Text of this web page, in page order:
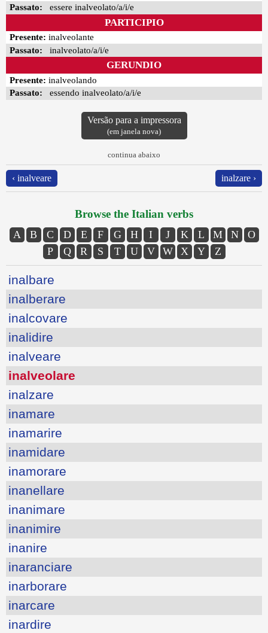
Passato: essere inalveolato/a/i/e
PARTICIPIO
Presente: inalveolante
Passato: inalveolato/a/i/e
GERUNDIO
Presente: inalveolando
Passato: essendo inalveolato/a/i/e
Versão para a impressora
(em janela nova)
continua abaixo
‹ inalveare inalzare ›
Browse the Italian verbs
A B C D E F G H I J K L M N
O
P
Q R S T U V W X Y Z
inalbare
inalberare
inalcovare
inalidire
inalveare
inalveolare
inalzare
inamare
inamarire
inamidare
inamorare
inanellare
inanimare
inanimire
inanire
inaranciare
inarborare
inarcare
inardire